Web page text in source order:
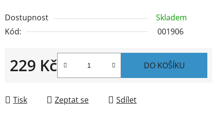
Dostupnost
Skladem
Kód:
001906
229 Kč DO KOŠÍKU
Tisk Zeptat se Sdílet